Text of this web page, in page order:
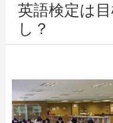
英語検定は
し？